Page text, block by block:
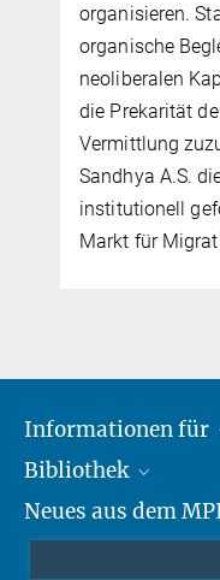
organisieren.
organische
neoliberalen
die Prekarität
Vermittlung
Sandhya A.S.
institutionell
Markt für
Informationen für
Forschende
Gäste
Bibliothek
Profil
Neues aus dem